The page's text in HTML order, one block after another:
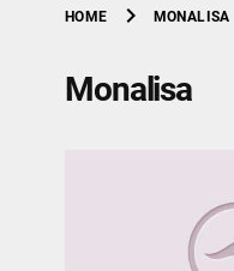
HOME chevron_right MONALISA
Monalisa